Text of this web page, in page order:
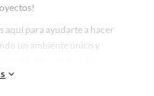
aquí para ayudarte a hacer
un ambiente único y
espacio más tú.